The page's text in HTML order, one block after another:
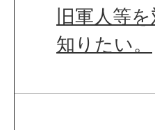
旧軍人等
知りたい。